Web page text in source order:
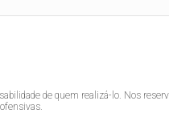
de quem realizá-lo. Nos